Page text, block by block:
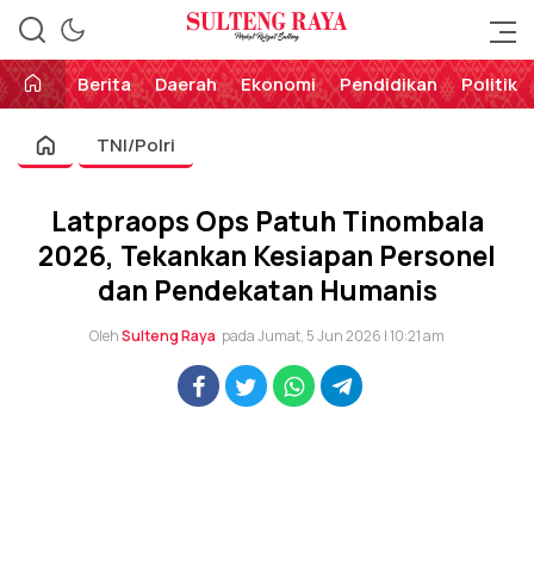
Sulteng Raya
Perekat Rakyat Sulteng
Berita
Daerah Ekonomi Pendidikan Politik
TNI/Polri
Latpraops Ops Patuh Tinombala
2026, Tekankan Kesiapan Personel
dan Pendekatan Humanis
OlehSulteng Raya pada Jumat, 5 Jun 2026 | 10:21 am